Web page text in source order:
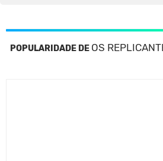
POPULARIDADE DE OS